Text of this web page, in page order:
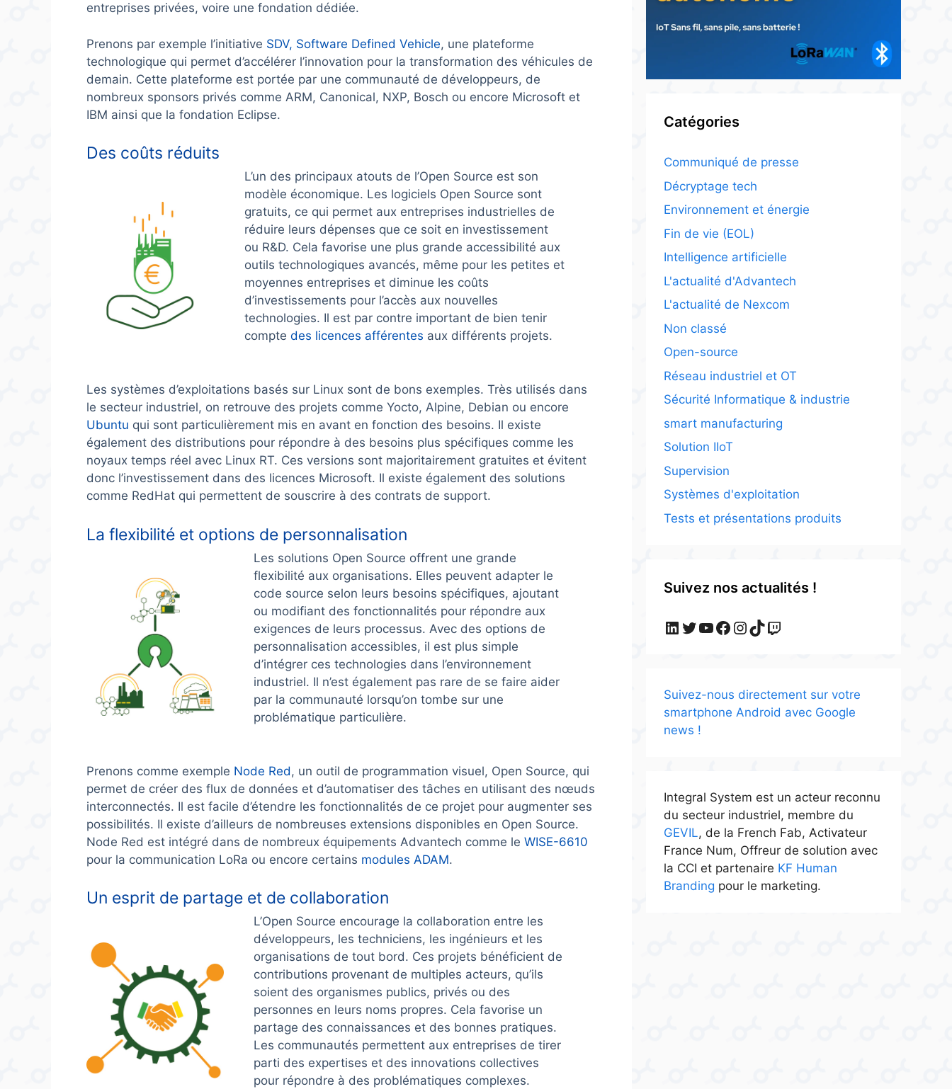
entreprises privées, voire une fondation dédiée.
Prenons par exemple l’initiative SDV, Software Defined Vehicle, une plateforme
technologique qui permet d’accélérer l’innovation pour la transformation des véhicules de
demain. Cette plateforme est portée par une communauté de développeurs, de
nombreux sponsors privés comme ARM, Canonical, NXP, Bosch ou encore Microsoft et
IBM ainsi que la fondation Eclipse.
Des coûts réduits
L’un des principaux atouts de l’Open Source est son
modèle économique. Les logiciels Open Source sont
gratuits, ce qui permet aux entreprises industrielles de
réduire leurs dépenses que ce soit en investissement
ou R&D. Cela favorise une plus grande accessibilité aux
outils technologiques avancés, même pour les petites et
moyennes entreprises et diminue les coûts
d’investissements pour l’accès aux nouvelles
technologies. Il est par contre important de bien tenir
comptedes licences afférentes aux différents projets.
Les systèmes d’exploitations basés sur Linux sont de bons exemples. Très utilisés dans
le secteur industriel, on retrouve des projets comme Yocto, Alpine, Debian ou encore
Ubuntu qui sont particulièrement mis en avant en fonction des besoins. Il existe
également des distributions pour répondre à des besoins plus spécifiques comme les
noyaux temps réel avec Linux RT. Ces versions sont majoritairement gratuites et évitent
donc l’investissement dans des licences Microsoft. Il existe également des solutions
comme RedHat qui permettent de souscrire à des contrats de support.
La flexibilité et options de personnalisation
Les solutions Open Source offrent une grande
flexibilité aux organisations. Elles peuvent adapter le
code source selon leurs besoins spécifiques, ajoutant
ou modifiant des fonctionnalités pour répondre aux
exigences de leurs processus. Avec des options de
personnalisation accessibles, il est plus simple
d’intégrer ces technologies dans l’environnement
industriel. Il n’est également pas rare de se faire aider
par la communauté lorsqu’on tombe sur une
problématique particulière.
Prenons comme exemple Node Red , un outil de programmation visuel, Open Source, qui
permet de créer des flux de données et d’automatiser des tâches en utilisant des nœuds
interconnectés. Il est facile d’étendre les fonctionnalités de ce projet pour augmenter ses
possibilités. Il existe d’ailleurs de nombreuses extensions disponibles en Open Source.
Node Red est intégré dans de nombreux équipements Advantech comme le WISE-6610
pour la communication LoRa ou encore certains modules ADAM.
Un esprit de partage et de collaboration
L’Open Source encourage la collaboration entre les
développeurs, les techniciens, les ingénieurs et les
organisations de tout bord. Ces projets bénéficient de
contributions provenant de multiples acteurs, qu’ils
soient des organismes publics, privés ou des
personnes en leurs noms propres. Cela favorise un
partage des connaissances et des bonnes pratiques.
Les communautés permettent aux entreprises de tirer
parti des expertises et des innovations collectives
pour répondre à des problématiques complexes.
Catégories
Communiqué de presse
Décryptage tech
Environnement et énergie
Fin de vie (EOL)
Intelligence artificielle
L'actualité d'Advantech
L'actualité de Nexcom
Non classé
Open-source
Réseau industriel et OT
Sécurité Informatique & industrie
smart manufacturing
Solution IIoT
Supervision
Systèmes d'exploitation
Tests et présentations produits
Suivez nos actualités !
LinkedIn
Twitter
YouTube
Facebook
Instagram
TikTok
Twitch
Suivez-nous directement sur votre
smartphone Android avec Google
news !
Integral System est un acteur reconnu
du secteur industriel, membre du
GEVIL, de la French Fab, Activateur
France Num, Offreur de solution avec
la CCI et partenaire KF Human
Branding pour le marketing.